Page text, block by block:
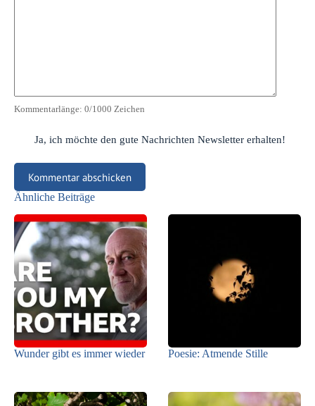
Kommentarlänge: 0/1000 Zeichen
Ja, ich möchte den gute Nachrichten Newsletter erhalten!
Kommentar abschicken
Ähnliche Beiträge
Wunder gibt es immer wieder Poesie: Atmende Stille